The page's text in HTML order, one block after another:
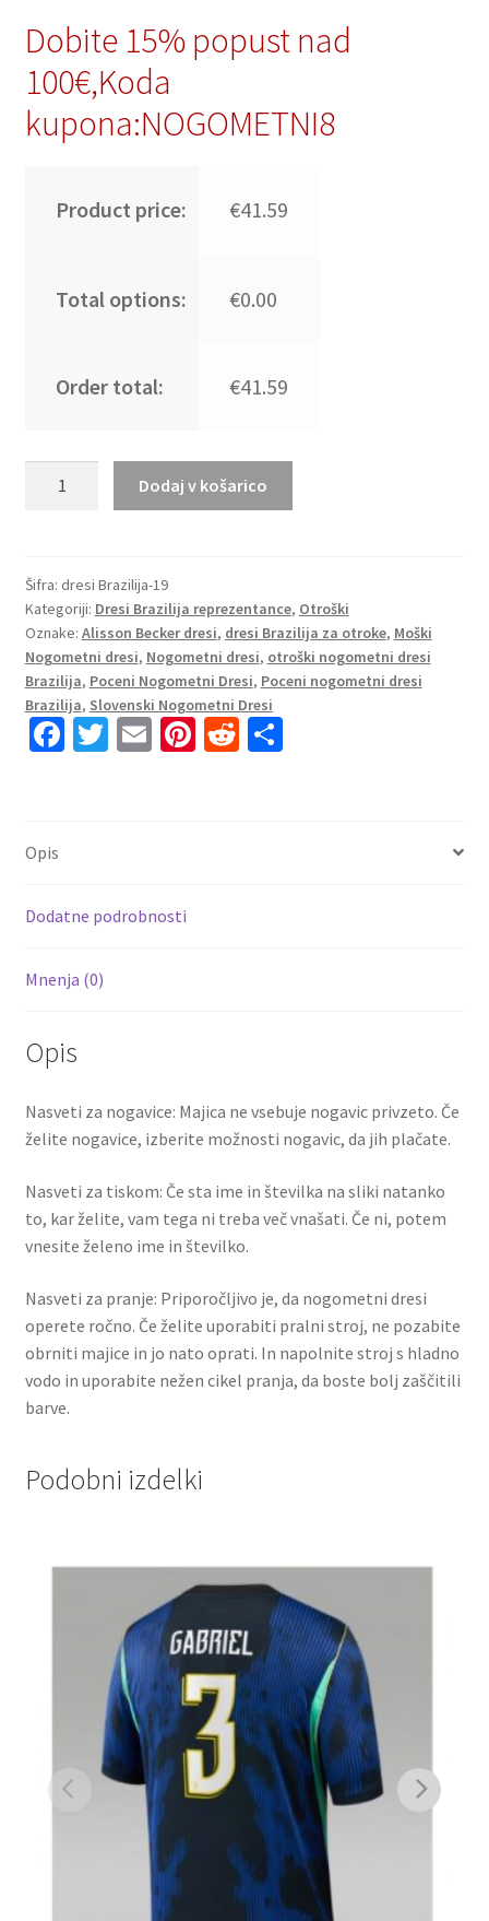
Dobite 15% popust nad
100€,Koda
kupona:NOGOMETNI8
Product price: €41.59
Total options: €0.00
Order total: €41.59
Vratar
Domači
Copa
America
2024
zelena
Alisson
Dodaj v košarico
Šifra: dresi Brazilija-19
Kategoriji: Dresi Brazilija reprezentance, Otroški
Oznake: Alisson Becker dresi, dresi Brazilija za otroke, Moški
Nogometni dresi, Nogometni dresi, otroški nogometni dresi
Brazilija, Poceni Nogometni Dresi, Poceni nogometni dresi
Brazilija, Slovenski Nogometni Dresi
Fa
k
T E Pi R S
Opis
Dodatne podrobnosti
Mnenja (0)
Opis
Nasveti za nogavice: Majica ne vsebuje nogavic privzeto. Če
želite nogavice, izberite možnosti nogavic, da jih plačate.
Nasveti za tiskom: Če sta ime in številka na sliki natanko
to, kar želite, vam tega ni treba več vnašati. Če ni, potem
vnesite želeno ime in številko.
Nasveti za pranje: Priporočljivo je, da nogometni dresi
operete ročno. Če želite uporabiti pralni stroj, ne pozabite
obrniti majice in jo nato oprati. In napolnite stroj s hladno
vodo in uporabite nežen cikel pranja, da boste bolj zaščitili
barve.
Podobni izdelki